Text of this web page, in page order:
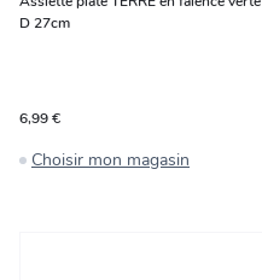
D 27cm
6,99 €
Choisir mon magasin